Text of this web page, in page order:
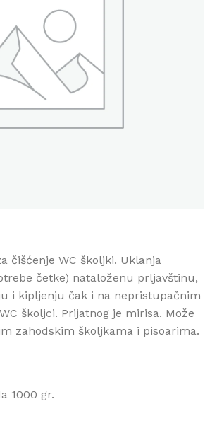
čišćenje WC školjki. Uklanja
četke) nataloženu prljavštinu,
i kipljenju čak i na nepristupačnim
školjci. Prijatnog je mirisa. Može
zahodskim školjkama i pisoarima.
1000 gr.